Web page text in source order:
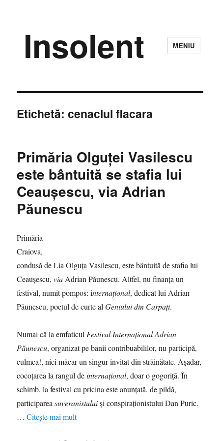
Insolent MENIU
Etichetă:cenaclul flacara
Primăria Olguţei Vasilescu
este bântuită se stafia lui
Ceaușescu, via Adrian
Păunescu
Primăria
Craiova,
condusă de Lia Olguţa Vasilescu, este bântuită de stafia lui
Ceauşescu,via Adrian Păunescu. Altfel, nu finanța un
festival, numit pompos: internațional, dedicat lui Adrian
Păunescu, poetul de curte alGeniului din Carpaţi.
Numai că la emfaticul Festival Internaţional Adrian
Păunescu, organizat pe banii contribuabililor, nu participă,
culmea!, nici măcar un singur invitat din străinătate. Aşadar,
cocoţarea la rangul deinternaţional, doar o gogoriță. În
schimb, la festival cu pricina este anunţată, de pildă,
participareasuveranistuluişi conspiraţionistului Dan Puric.
…Citește mai mult